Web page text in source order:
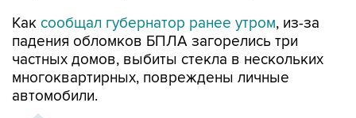
Как сообщал губернатор ранее утром, из-за
падения обломков БПЛА загорелись три
частных домов, выбиты стекла в нескольких
многоквартирных, повреждены личные
автомобили.